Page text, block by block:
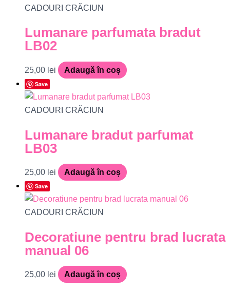
CADOURI CRĂCIUN
Lumanare parfumata bradut
LB02
25,00 lei Adaugă în coș
Save
CADOURI CRĂCIUN
Lumanare bradut parfumat
LB03
25,00 lei Adaugă în coș
Save
CADOURI CRĂCIUN
Decoratiune pentru brad lucrata
manual 06
25,00 lei Adaugă în coș